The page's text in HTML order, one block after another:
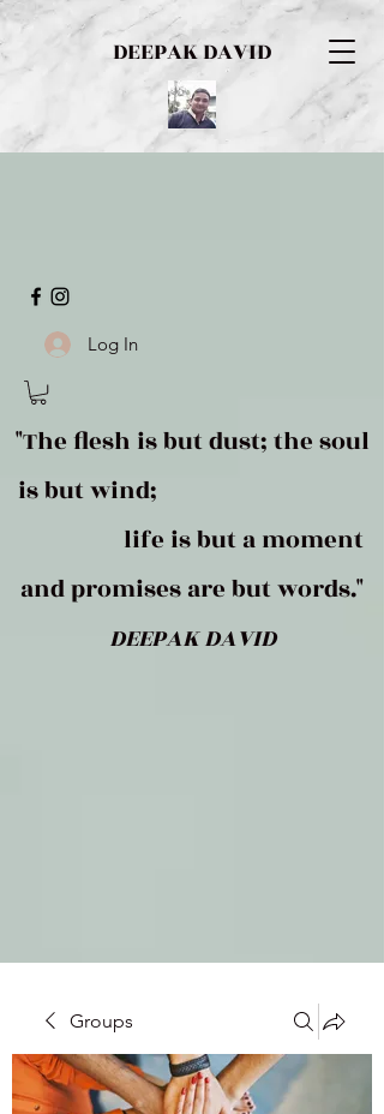
DEEPAK DAVID
Log In
"The flesh is but dust; the soul
is but wind;
life is but a moment
and promises are but words."
DEEPAK DAVID
Groups